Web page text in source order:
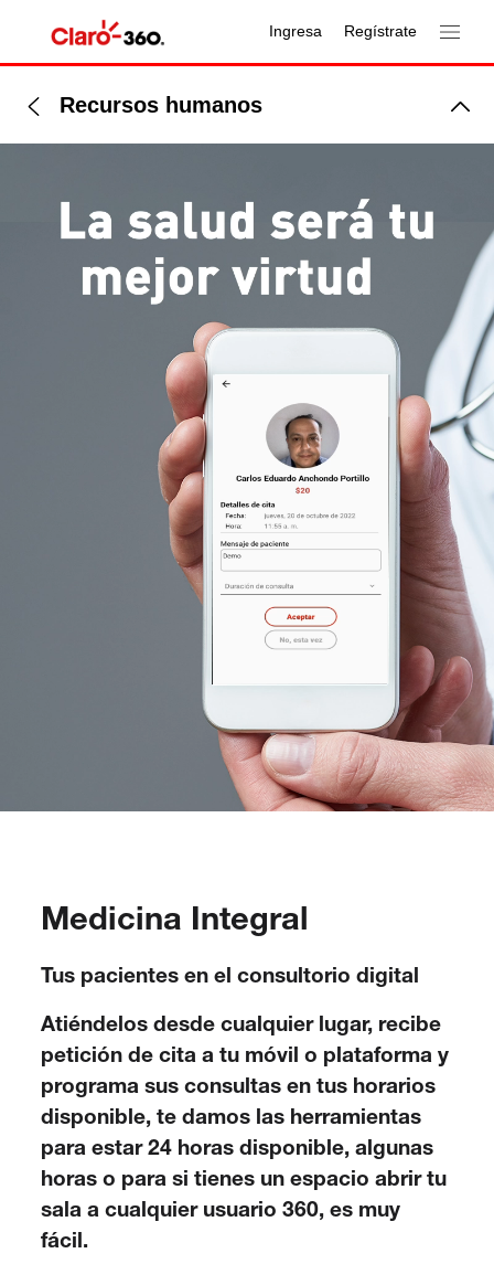
Ingresa Regístrate
Recursos humanos
Medicina Integral
Tus pacientes en el consultorio digital
Atiéndelos desde cualquier lugar, recibe
petición de cita a tu móvil o plataforma y
programa sus consultas en tus horarios
disponible, te damos las herramientas
para estar 24 horas disponible, algunas
horas o para si tienes un espacio abrir tu
sala a cualquier usuario 360, es muy
fácil.